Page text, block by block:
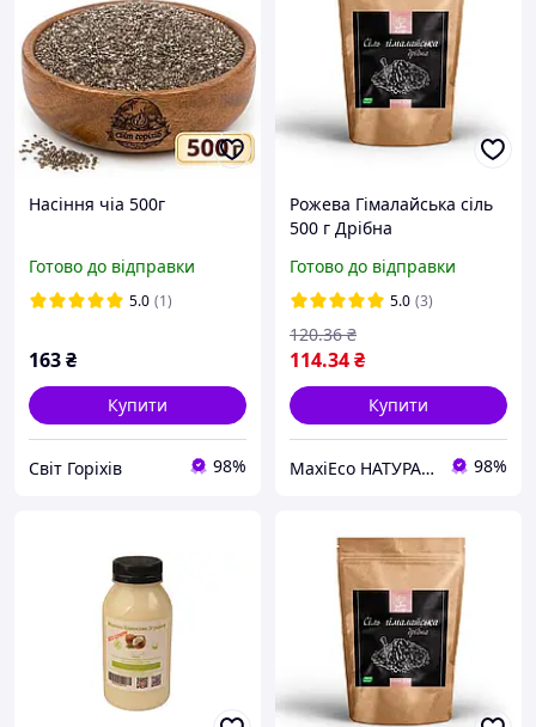
Насіння чіа 500г
Готово до відправки
5.0 (1)
163₴
Купити
Світ Горіхів 98%
Рожева Гімалайська сіль
500 г Дрібна
Готово до відправки
5.0 (3)
114.34₴
120.36 ₴
Купити
MaxiEco НАТУРАЛЬНІ ПРОДУКТИ. ✓ 100% БЕЗ ГМО. Купити еко продукти з доставкою по Україні 98%